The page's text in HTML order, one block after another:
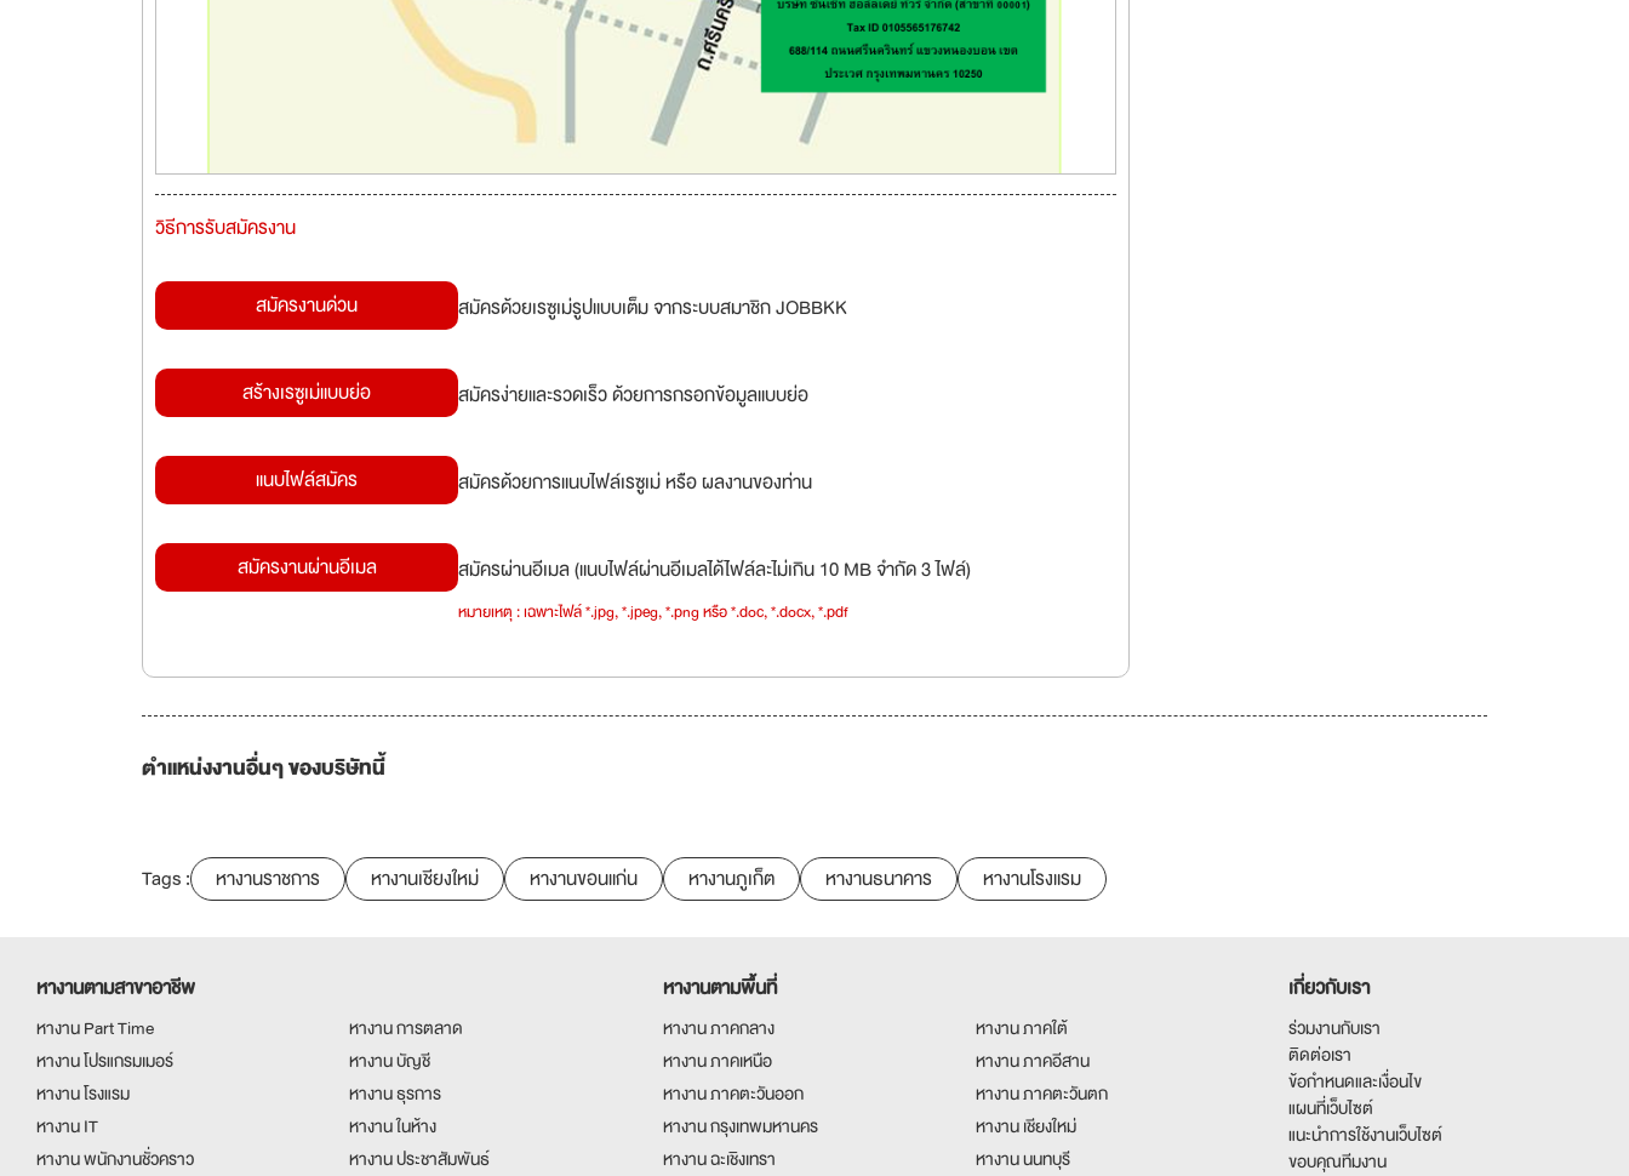
วิธีการรับสมัครงาน
สมัครงานด่วน สมัครด้วยเรซูเม่รูปแบบเต็ม จากระบบสมาชิก JOBBKK
สร้างเรซูเม่แบบย่อ สมัครง่ายและรวดเร็ว ด้วยการกรอกข้อมูลแบบย่อ
แนบไฟล์สมัคร สมัครด้วยการแนบไฟล์เรซูเม่ หรือ ผลงานของท่าน
สมัครงานผ่านอีเมล สมัครผ่านอีเมล (แนบไฟล์ผ่านอีเมลได้ไฟล์ละไม่เกิน 10 MB จำกัด 3 ไฟล์)
หมายเหตุ : เฉพาะไฟล์ *.jpg, *.jpeg, *.png หรือ *.doc, *.docx, *.pdf
ตำแหน่งงานอื่นๆ ของบริษัทนี้
Tags : หางานราชการ หางานเชียงใหม่ หางานขอนแก่น หางานภูเก็ต หางานธนาคาร หางานโรงแรม
หางานตามสาขาอาชีพ
หางาน Part Time
หางาน การตลาด
หางาน โปรแกรมเมอร์
หางาน บัญชี
หางาน โรงแรม
หางาน ธุรการ
หางาน IT
หางาน ในห้าง
หางาน พนักงานชั่วคราว
หางาน ประชาสัมพันธ์
หางานตามพื้นที่
หางาน ภาคกลาง
หางาน ภาคใต้
หางาน ภาคเหนือ
หางาน ภาคอีสาน
หางาน ภาคตะวันออก
หางาน ภาคตะวันตก
หางาน กรุงเทพมหานคร
หางาน เชียงใหม่
หางาน ฉะเชิงเทรา
หางาน นนทบุรี
เกี่ยวกับเรา
ร่วมงานกับเรา
ติดต่อเรา
ข้อกำหนดและเงื่อนไข
แผนที่เว็บไซต์
แนะนำการใช้งานเว็บไซต์
ขอบคุณทีมงาน